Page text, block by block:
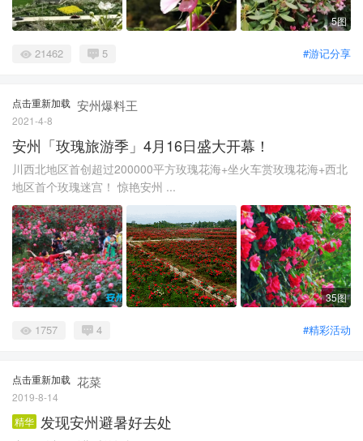
5图
#游记分享
21462 5
点击重新加载 安州爆料王
2021-4-8
安州「玫瑰旅游季」4月16日盛大开幕！
川西北地区首创超过200000平方玫瑰花海+坐火车赏玫瑰花海+西北
地区首个玫瑰迷宫！ 惊艳安州 ...
35图
#精彩活动
1757 4
点击重新加载 花菜
2019-8-14
精华 发现安州避暑好去处